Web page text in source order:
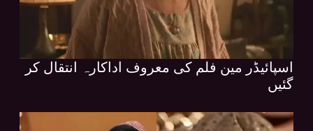
اسپائیڈر مین فلم کی معروف اداکارہ انتقال کر
گئیں